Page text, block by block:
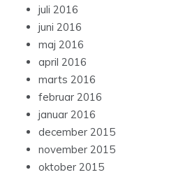
juli 2016
juni 2016
maj 2016
april 2016
marts 2016
februar 2016
januar 2016
december 2015
november 2015
oktober 2015